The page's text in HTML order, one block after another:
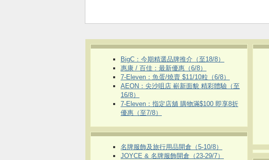
BigC：今期精選品牌推介（至18/8）
惠康 / 百佳：最新優惠（6/8）
7-Eleven：魚蛋/燒賣 $11/10粒（6/8）
AEON：尖沙咀店 嶄新面貌 精彩體驗（至
16/8）
7-Eleven：指定店舖 購物滿$100 即享8折
優惠（至7/8）
名牌服飾及旅行用品開倉（5-10/8）
JOYCE & 名牌服飾開倉（23-29/7）